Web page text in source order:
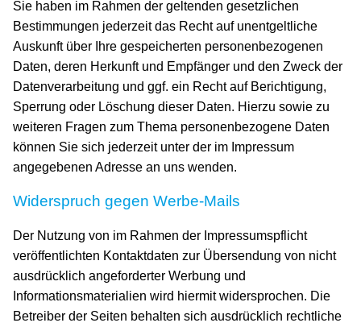
Sie haben im Rahmen der geltenden gesetzlichen
Bestimmungen jederzeit das Recht auf unentgeltliche
Auskunft über Ihre gespeicherten personenbezogenen
Daten, deren Herkunft und Empfänger und den Zweck der
Datenverarbeitung und ggf. ein Recht auf Berichtigung,
Sperrung oder Löschung dieser Daten. Hierzu sowie zu
weiteren Fragen zum Thema personenbezogene Daten
können Sie sich jederzeit unter der im Impressum
angegebenen Adresse an uns wenden.
Widerspruch gegen Werbe-Mails
Der Nutzung von im Rahmen der Impressumspflicht
veröffentlichten Kontaktdaten zur Übersendung von nicht
ausdrücklich angeforderter Werbung und
Informationsmaterialien wird hiermit widersprochen. Die
Betreiber der Seiten behalten sich ausdrücklich rechtliche